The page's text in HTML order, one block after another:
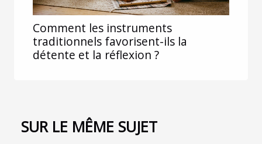
Comment les instruments
traditionnels favorisent-ils la
détente et la réflexion ?
SUR LE MÊME SUJET